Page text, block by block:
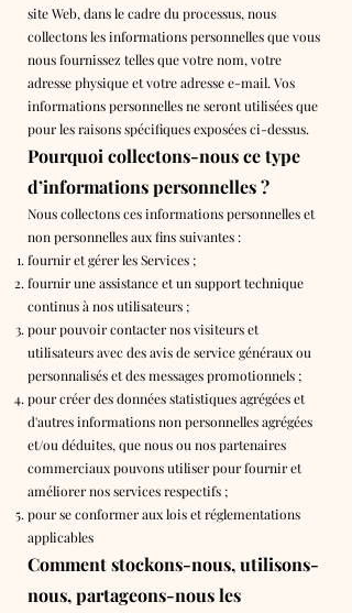
site Web, dans le cadre du processus, nous
collectons les informations personnelles que vous
nous fournissez telles que votre nom, votre
adresse physique et votre adresse e-mail. Vos
informations personnelles ne seront utilisées que
pour les raisons spécifiques exposées ci-dessus.
Pourquoi collectons-nous ce type
d’informations personnelles ?
Nous collectons ces informations personnelles et
non personnelles aux fins suivantes :
fournir et gérer les Services ;
fournir une assistance et un support technique
continus à nos utilisateurs ;
pour pouvoir contacter nos visiteurs et
utilisateurs avec des avis de service généraux ou
personnalisés et des messages promotionnels ;
pour créer des données statistiques agrégées et
d'autres informations non personnelles agrégées
et/ou déduites, que nous ou nos partenaires
commerciaux pouvons utiliser pour fournir et
améliorer nos services respectifs ;
pour se conformer aux lois et réglementations
applicables
Comment stockons-nous, utilisons-
nous, partageons-nous les